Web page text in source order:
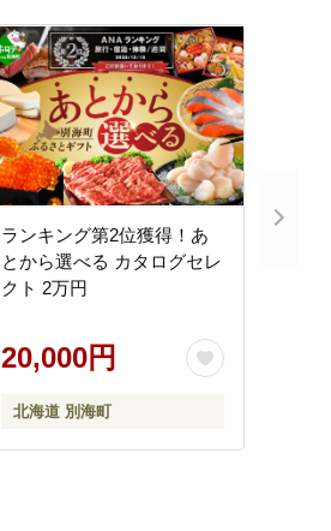
ランキング第2位獲得！あ
とから選べる カタログセレ
クト 2万円
20,000円
北海道 別海町